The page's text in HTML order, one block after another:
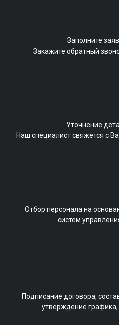
Заполните
Закажите обратный
Уточнение
Наш специалист свяжется с
Отбор персонала на
систем
Подписание договора,
утверждение